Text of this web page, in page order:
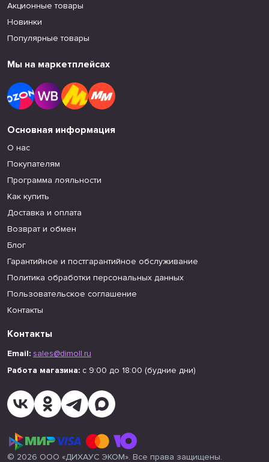
Акционные товары
Новинки
Популярные товары
Мы на маркетплейсах
Основная информация
О нас
Покупателям
Программа лояльности
Как купить
Доставка и оплата
Возврат и обмен
Блог
Гарантийное и постгарантийное обслуживание
Политика обработки персональных данных
Пользовательское соглашение
Контакты
Контакты
Email: sales@dimoll.ru
Работа магазина: с 9:00 до 18:00 (будние дни)
© 2026 ООО «ДИХАУС ЭКОМ». Все права защищены.